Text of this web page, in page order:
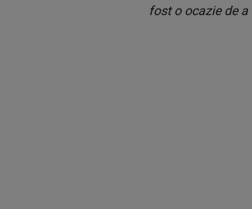
fost o ocazie de